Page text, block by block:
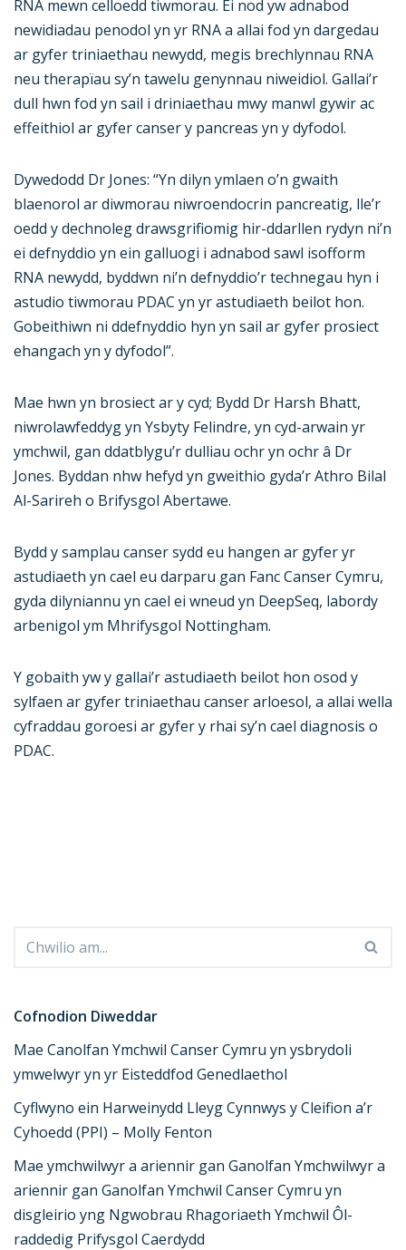
RNA mewn celloedd tiwmorau. Ei nod yw adnabod
newidiadau penodol yn yr RNA a allai fod yn dargedau
ar gyfer triniaethau newydd, megis brechlynnau RNA
neu therapïau sy’n tawelu genynnau niweidiol. Gallai’r
dull hwn fod yn sail i driniaethau mwy manwl gywir ac
effeithiol ar gyfer canser y pancreas yn y dyfodol.
Dywedodd Dr Jones: “Yn dilyn ymlaen o’n gwaith
blaenorol ar diwmorau niwroendocrin pancreatig, lle’r
oedd y dechnoleg drawsgrifiomig hir-ddarllen rydyn ni’n
ei defnyddio yn ein galluogi i adnabod sawl isofform
RNA newydd, byddwn ni’n defnyddio’r technegau hyn i
astudio tiwmorau PDAC yn yr astudiaeth beilot hon.
Gobeithiwn ni ddefnyddio hyn yn sail ar gyfer prosiect
ehangach yn y dyfodol”.
Mae hwn yn brosiect ar y cyd; Bydd Dr Harsh Bhatt,
niwrolawfeddyg yn Ysbyty Felindre, yn cyd-arwain yr
ymchwil, gan ddatblygu’r dulliau ochr yn ochr â Dr
Jones. Byddan nhw hefyd yn gweithio gyda’r Athro Bilal
Al-Sarireh o Brifysgol Abertawe.
Bydd y samplau canser sydd eu hangen ar gyfer yr
astudiaeth yn cael eu darparu gan Fanc Canser Cymru,
gyda dilyniannu yn cael ei wneud yn DeepSeq, labordy
arbenigol ym Mhrifysgol Nottingham.
Y gobaith yw y gallai’r astudiaeth beilot hon osod y
sylfaen ar gyfer triniaethau canser arloesol, a allai wella
cyfraddau goroesi ar gyfer y rhai sy’n cael diagnosis o
PDAC.
Cofnodion Diweddar
Mae Canolfan Ymchwil Canser Cymru yn ysbrydoli
ymwelwyr yn yr Eisteddfod Genedlaethol
Cyflwyno ein Harweinydd Lleyg Cynnwys y Cleifion a’r
Cyhoedd (PPI) – Molly Fenton
Mae ymchwilwyr a ariennir gan Ganolfan Ymchwilwyr a
ariennir gan Ganolfan Ymchwil Canser Cymru yn
disgleirio yng Ngwobrau Rhagoriaeth Ymchwil Ôl-
raddedig Prifysgol Caerdydd